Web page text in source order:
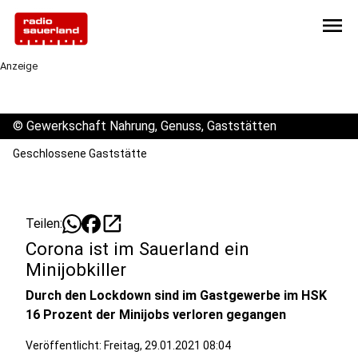
menu
Anzeige
© Gewerkschaft Nahrung, Genuss, Gaststätten
Geschlossene Gaststätte
Teilen: open_in_new
Corona ist im Sauerland ein
Minijobkiller
Durch den Lockdown sind im Gastgewerbe im HSK
16 Prozent der Minijobs verloren gegangen
Veröffentlicht: Freitag, 29.01.2021 08:04